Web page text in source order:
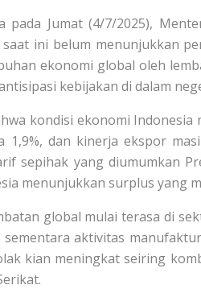
Jumat (4/7/2025),
ini belum menunjukkan
ekonomi global oleh
kebijakan di dalam
kondisi ekonomi Indonesia
dan kinerja ekspor
sepihak yang diumumkan
menunjukkan surplus yang
global mulai terasa di
aktivitas
kian meningkat seiring